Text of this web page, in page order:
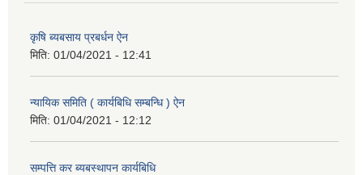
कृषि ब्यबसाय प्रबर्धन ऐन
मिति: 01/04/2021 - 12:41
न्यायिक समिति ( कार्यबिधि सम्बन्धि ) ऐन
मिति: 01/04/2021 - 12:12
सम्पत्ति कर ब्यबस्थापन कार्यबिधि